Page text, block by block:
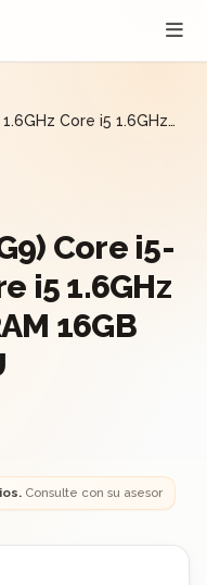
Core i5 1.6GHz
Core i5-
i5 1.6GHz
16GB
Consulte con su asesor